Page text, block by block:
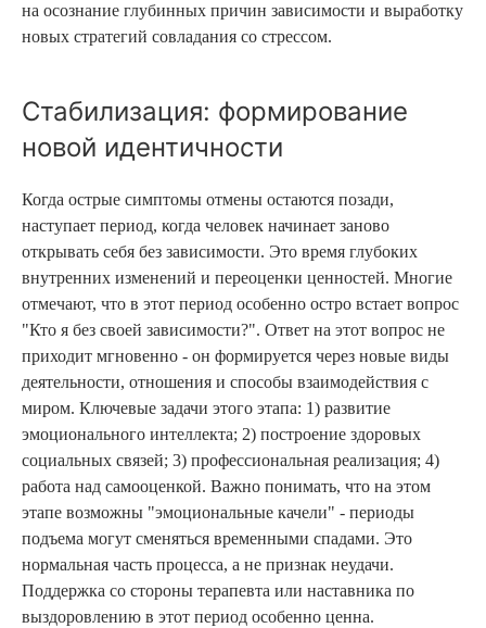
на осознание глубинных причин зависимости и выработку
новых стратегий совладания со стрессом.
Стабилизация: формирование
новой идентичности
Когда острые симптомы отмены остаются позади,
наступает период, когда человек начинает заново
открывать себя без зависимости. Это время глубоких
внутренних изменений и переоценки ценностей. Многие
отмечают, что в этот период особенно остро встает вопрос
"Кто я без своей зависимости?". Ответ на этот вопрос не
приходит мгновенно - он формируется через новые виды
деятельности, отношения и способы взаимодействия с
миром. Ключевые задачи этого этапа: 1) развитие
эмоционального интеллекта; 2) построение здоровых
социальных связей; 3) профессиональная реализация; 4)
работа над самооценкой. Важно понимать, что на этом
этапе возможны "эмоциональные качели" - периоды
подъема могут сменяться временными спадами. Это
нормальная часть процесса, а не признак неудачи.
Поддержка со стороны терапевта или наставника по
выздоровлению в этот период особенно ценна.